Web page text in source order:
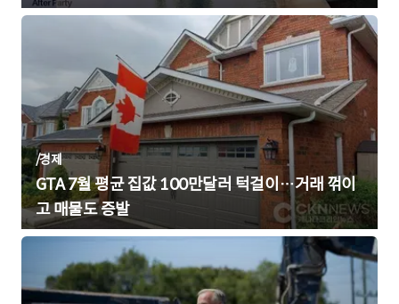
/경제
GTA 7월 평균 집값 100만달러 턱걸이…거래 꺾이
고 매물도 증발